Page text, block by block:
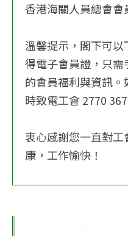
香港海關人員總會會
溫馨提示，閣下可
得電子會員證，只
的會員福利與資訊
時致電工會 2770
衷心感謝您一直對
康，工作愉快！